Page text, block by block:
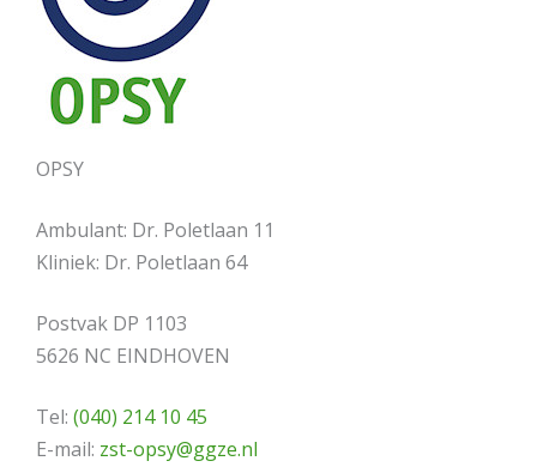
OPSY
Ambulant: Dr. Poletlaan 11
Kliniek: Dr. Poletlaan 64
Postvak DP 1103
5626 NC EINDHOVEN
Tel: (040) 214 10 45
E-mail: zst-opsy@ggze.nl